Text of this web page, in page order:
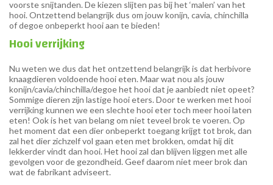
voorste snijtanden. De kiezen slijten pas bij het ‘malen’ van het
hooi. Ontzettend belangrijk dus om jouw konijn, cavia, chinchilla
of degoe onbeperkt hooi aan te bieden!
Hooi verrijking
Nu weten we dus dat het ontzettend belangrijk is dat herbivore
knaagdieren voldoende hooi eten. Maar wat nou als jouw
konijn/cavia/chinchilla/degoe het hooi dat je aanbiedt niet opeet?
Sommige dieren zijn lastige hooi eters. Door te werken met hooi
verrijking kunnen we een slechte hooi eter toch meer hooi laten
eten! Ook is het van belang om niet teveel brok te voeren. Op
het moment dat een dier onbeperkt toegang krijgt tot brok, dan
zal het dier zichzelf vol gaan eten met brokken, omdat hij dit
lekkerder vindt dan hooi. Het hooi zal dan blijven liggen met alle
gevolgen voor de gezondheid. Geef daarom niet meer brok dan
wat de fabrikant adviseert.